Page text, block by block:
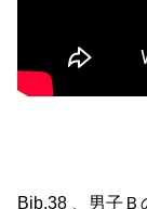
Bib.38 、男子